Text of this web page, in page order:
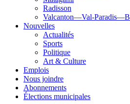
Radisson
Valcanton—Val-
Nouvelles
Actualités
Sports
Politique
Art & Culture
Emplois
Nous joindre
Abonnements
Élections municipales